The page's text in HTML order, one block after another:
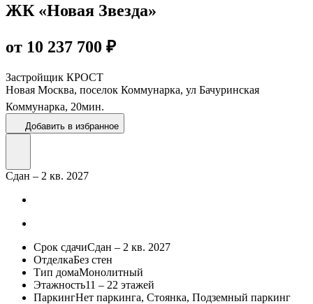
ЖК «Новая Звезда»
от 10 237 700 ₽
Застройщик КРОСТ
Новая Москва, поселок Коммунарка, ул Бачуринская
Коммунарка, 20мин.
Добавить в избранное
Сдан – 2 кв. 2027
Срок сдачиСдан – 2 кв. 2027
ОтделкаБез стен
Тип домаМонолитный
Этажность11 – 22 этажей
ПаркингНет паркинга, Стоянка, Подземный паркинг